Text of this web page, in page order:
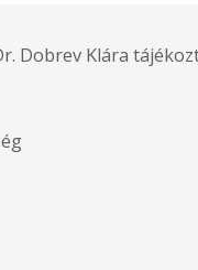
Dobrev Klára